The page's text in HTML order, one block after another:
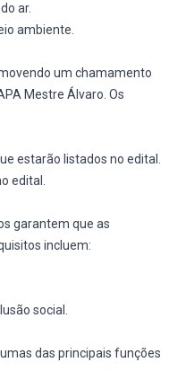
ar.
ambiente.
um chamamento
Mestre Álvaro. Os
estarão listados no edital.
edital.
garantem que as
incluem:
social.
das principais funções